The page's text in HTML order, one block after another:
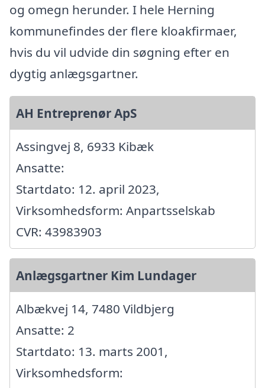
og omegn herunder. I hele Herning
kommunefindes der flere kloakfirmaer,
hvis du vil udvide din søgning efter en
dygtig anlægsgartner.
AH Entreprenør ApS
Assingvej 8, 6933 Kibæk
Ansatte:
Startdato: 12. april 2023,
Virksomhedsform: Anpartsselskab
CVR: 43983903
Anlægsgartner Kim Lundager
Albækvej 14, 7480 Vildbjerg
Ansatte: 2
Startdato: 13. marts 2001,
Virksomhedsform: